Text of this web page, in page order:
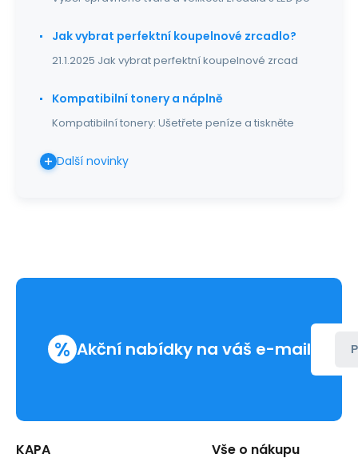
Jak vybrat perfektní koupelnové zrcadlo?
21.1.2025 Jak vybrat perfektní koupelnové zrcad
Kompatibilní tonery a náplně
Kompatibilní tonery: Ušetřete peníze a tiskněte
Další novinky
% Akční nabídky na váš e-mail
KAPA Vše o nákupu